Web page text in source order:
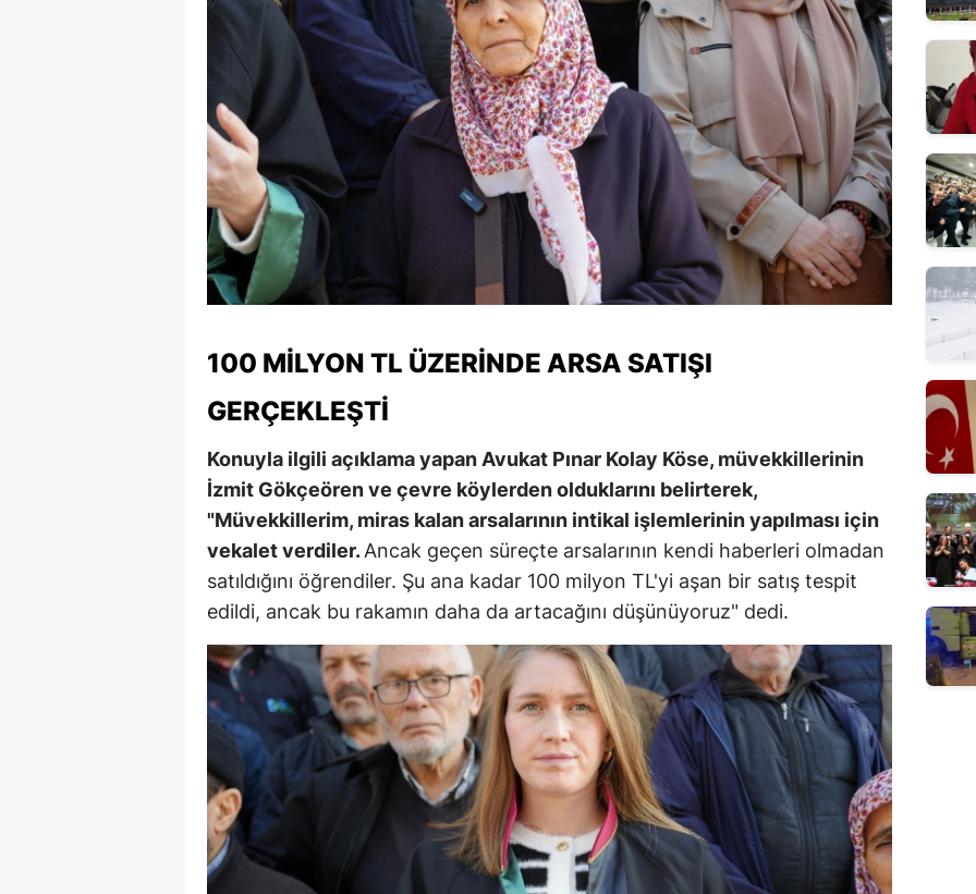
100 MILYON TL ÜZERINDE ARSA SATIŞI
GERÇEKLEŞTI
Konuyla ilgili açıklama yapan Avukat Pınar Kolay Köse, müvekkillerinin
İzmit Gökçeören ve çevre köylerden olduklarını belirterek,
"Müvekkillerim, miras kalan arsalarının intikal işlemlerinin yapılması için
vekalet verdiler.Ancak geçen süreçte arsalarının kendi haberleri olmadan
satıldığını öğrendiler. Şu ana kadar 100 milyon TL'yi aşan bir satış tespit
edildi, ancak bu rakamın daha da artacağını düşünüyoruz" dedi.